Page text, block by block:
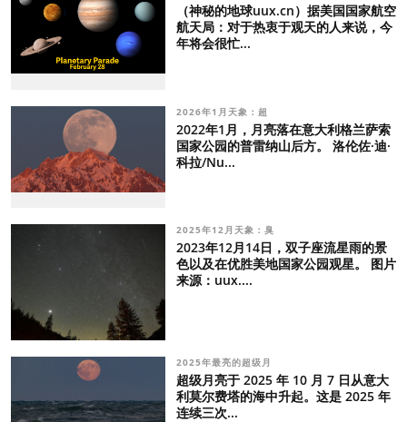
（神秘的地球uux.cn）据美国国家航空
航天局：对于热衷于观天的人来说，今
年将会很忙...
2026年1月天象：超
2022年1月，月亮落在意大利格兰萨索
国家公园的普雷纳山后方。 洛伦佐·迪·
科拉/Nu...
2025年12月天象：臭
2023年12月14日，双子座流星雨的景
色以及在优胜美地国家公园观星。 图片
来源：uux....
2025年最亮的超级月
超级月亮于 2025 年 10 月 7 日从意大
利莫尔费塔的海中升起。这是 2025 年
连续三次...